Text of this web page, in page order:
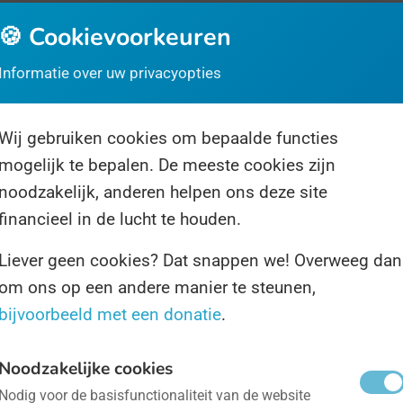
Dag is in het leven geroepen om wereldwijd een
is de Dag opgericht en erkend door de
er op de Dag worden georganiseerd, komen
en demonstraties.
van de Trainer - op 7 november
was er een Nederlandse Dag van de Trainer,
ons totaal onbekend. Nu hebben de Belgen de
al onze trainers dus gelukkig alsnog in
Dag van het Basisinkomen- op 1 mei
🍪 Cookievoorkeuren
Informatie over uw privacyopties
gebruiken cookies om bepaalde functies
mogelijk te bepalen. De meeste cookies zijn
noodzakelijk, anderen helpen ons deze site
in de lucht te houden.
Liever geen cookies? Dat snappen we! Overweeg dan
om ons op een andere manier te steunen,
bijvoorbeeld met een donatie.
Noodzakelijke cookies
Nodig voor de basisfunctionaliteit van de website